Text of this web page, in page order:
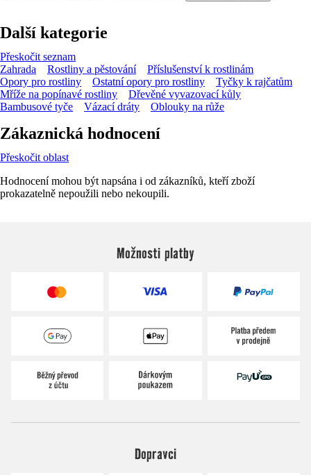
Další kategorie
Přeskočit seznam
Zahrada
Rostliny a pěstování
Příslušenství k rostlinám
Opory pro rostliny
Ostatní opory pro rostliny
Tyčky k rajčatům
Mříže na popínavé rostliny
Dřevěné vyvazovací kůly
Bambusové tyče
Vázací dráty Oblouky na růže
Zákaznická hodnocení
Přeskočit oblast
Hodnocení mohou být napsána i od zákazníků, kteří zboží
prokazatelně nepoužili nebo nekoupili.
Možnosti platby
Dopravci